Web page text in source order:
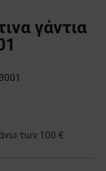
γάντια
των 100 €